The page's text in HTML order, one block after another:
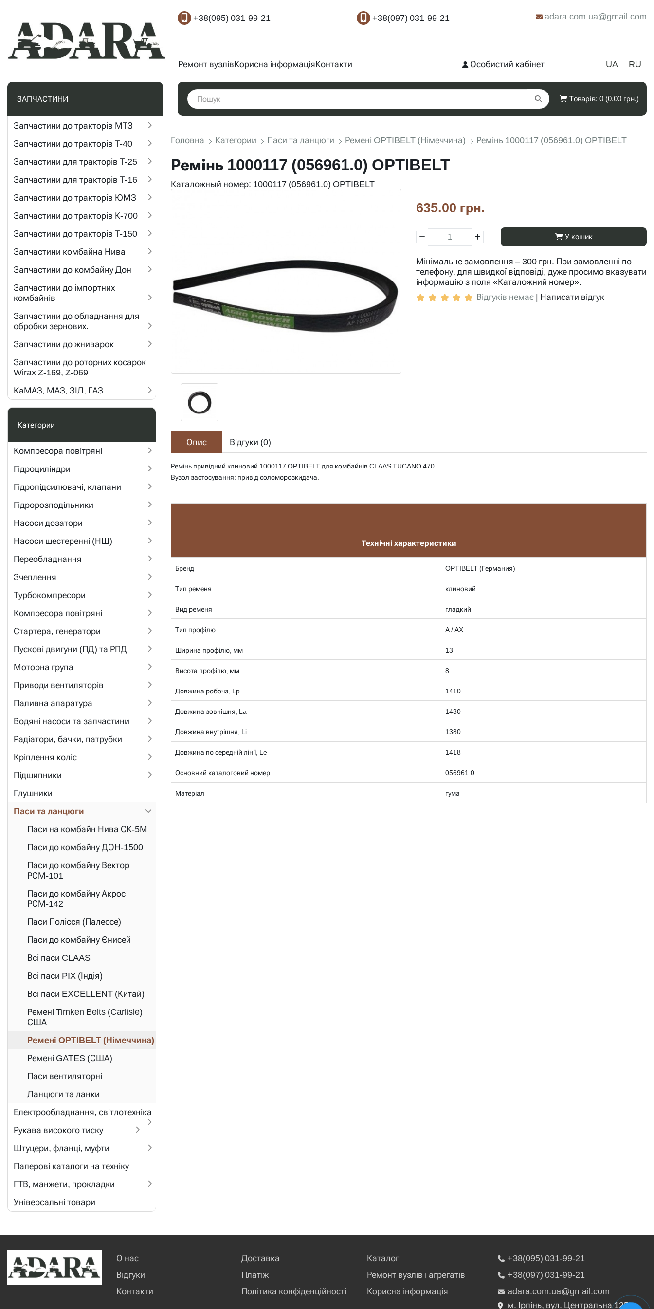
+38(095) 031-99-21 +38(097) 031-99-21 adara.com.ua@gmail.com
Ремонт вузлівКорисна інформаціяКонтакти UA RU
Особистий кабінет
ЗАПЧАСТИНИ Товарів: 0 (0.00 грн.)
Запчастини до тракторів МТЗ
Запчастини до тракторів Т-40
Запчастини для тракторів Т-25
Запчастини для тракторів Т-16
Запчастини до тракторів ЮМЗ
Запчастини до тракторів К-700
Запчастини до тракторів Т-150
Запчастини комбайна Нива
Запчастини до комбайну Дон
Запчастини до імпортних
комбайнів
Запчастини до обладнання для
обробки зернових.
Запчастини до жниварок
Запчастини до роторних косарок
Wirax Z-169, Z-069
КаМАЗ, МАЗ, ЗІЛ, ГАЗ
Категории
Компресора повітряні
Гідроциліндри
Гідропідсилювачі, клапани
Гідророзподільники
Насоси дозатори
Насоси шестеренні (НШ)
Переобладнання
Зчеплення
Турбокомпресори
Компресора повітряні
Стартера, генератори
Пускові двигуни (ПД) та РПД
Моторна група
Приводи вентиляторів
Паливна апаратура
Водяні насоси та запчастини
Радіатори, бачки, патрубки
Кріплення коліс
Підшипники
Глушники
Паси та ланцюги
Паси на комбайн Нива СК-5М
Паси до комбайну ДОН-1500
Паси до комбайну Вектор
РСМ-101
Паси до комбайну Акрос
РСМ-142
Паси Полісся (Палессе)
Паси до комбайну Єнисей
Всі паси CLAAS
Всі паси PIX (Індія)
Всі паси EXCELLENT (Китай)
Ремені Timken Belts (Carlisle)
США
Ремені OPTIBELT (Німеччина)
Ремені GATES (США)
Паси вентиляторні
Ланцюги та ланки
Електрообладнання, світлотехніка
Рукава високого тиску
Штуцери, фланці, муфти
Паперові каталоги на техніку
ГТВ, манжети, прокладки
Універсальні товари
Головна Категории Паси та ланцюги Ремені OPTIBELT (Німеччина) Ремінь 1000117 (056961.0) OPTIBELT
Ремінь 1000117 (056961.0) OPTIBELT
Каталожный номер: 1000117 (056961.0) OPTIBELT
635.00 грн.
У кошик
Мінімальне замовлення – 300 грн. При замовленні по
телефону, для швидкої відповіді, дуже просимо вказувати
інформацію з поля «Каталожний номер».
Відгуків немає | Написати відгук
Опис Відгуки (0)
Ремінь привідний клиновий 1000117 OPTIBELT для комбайнів CLAAS TUCANO 470.
Вузол застосування: привід соломорозкидача.
Технічні характеристики
Бренд OPTIBELT (Германия)
Тип ременя клиновий
Вид ременя гладкий
Тип профілю A / AX
Ширина профілю, мм 13
Висота профілю, мм 8
Довжина робоча, Lp 1410
Довжина зовнішня, La 1430
Довжина внутрішня, Li 1380
Довжина по середній лінії, Le 1418
Основний каталоговий номер 056961.0
Матеріал гума
О нас
Відгуки
Контакти
Доставка
Платіж
Політика конфіденційності
Каталог
Ремонт вузлів і агрегатів
Корисна інформація
+38(095) 031-99-21
+38(097) 031-99-21
adara.com.ua@gmail.com
м. Ірпінь, вул. Центральна 125